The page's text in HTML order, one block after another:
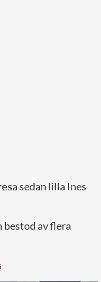
sedan lilla Ines
bestod av flera